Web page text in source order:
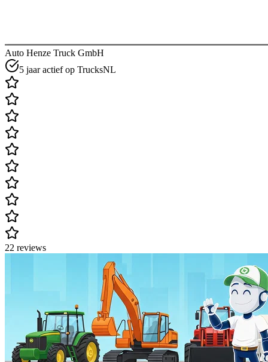
Auto Henze Truck GmbH
5 jaar actief op TrucksNL
22 reviews